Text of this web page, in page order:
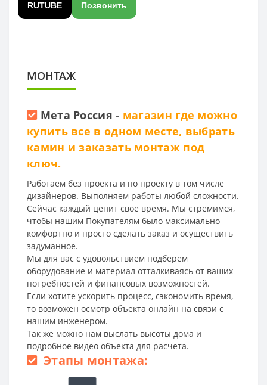
RUTUBE Позвонить
МОНТАЖ
Мета Россия - магазин где можно
купить все в одном месте, выбрать
камин и заказать монтаж под
ключ.
Работаем без проекта и по проекту в том числе
дизайнеров. Выполняем работы любой сложности.
Сейчас каждый ценит свое время. Мы стремимся,
чтобы нашим Покупателям было максимально
комфортно и просто сделать заказ и осуществить
задуманное.
Мы для вас с удовольствием подберем
оборудование и материал отталкиваясь от ваших
потребностей и финансовых возможностей.
Если хотите ускорить процесс, сэкономить время,
то возможен осмотр объекта онлайн на связи с
нашим инженером.
Так же можно нам выслать высоты дома и
подробное видео объекта для расчета.
Этапы монтажа: